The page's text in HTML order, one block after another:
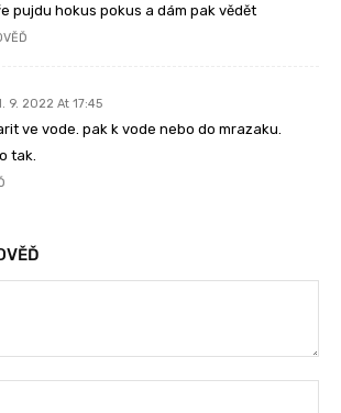
pujdu hokus pokus a dám pak vědět
9. 2022 At 17:45
ve vode. pak k vode nebo do mrazaku.
tak.